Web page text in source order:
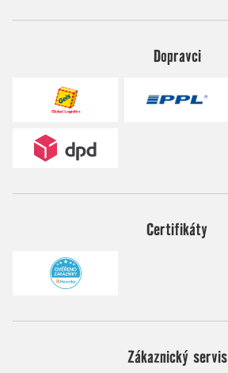
Dopravci
Certifikáty
Zákaznický servis